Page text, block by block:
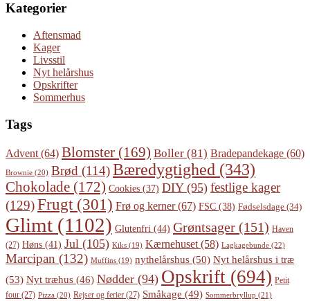
Kategorier
Aftensmad
Kager
Livsstil
Nyt helårshus
Opskrifter
Sommerhus
Tags
Advent (64) Blomster (169) Boller (81) Bradepandekage (60)
Brownie (20) Brød (114)Bæredygtighed (343)
Chokolade (172) Cookies (37) DIY(95) festlige kager
(129)Frugt(301) Frø og kerner(67) FSC (38) Fødselsdage (34)
Glimt (1102) Glutenfri (44) Grøntsager (151) Haven
(27) Høns (41) Jul (105) Kiks (19) Kærnehuset (58) Lagkagebunde (22)
Marcipan (132) Muffins (19) nythelårshus (50) Nyt helårshus i træ
(53) Nyt træhus (46) Nødder (94) Opskrift (694) Petit
four (27) Pizza (20) Rejser og ferier (27) Småkage (49) Sommerbryllup (21)